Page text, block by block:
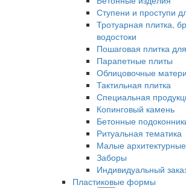
Ступени и проступи
Тротуарная плитка,
водостоки
Пошаговая плитка
Парапетные плиты
Облицовочные
Тактильная плитка
Специальная
Копинговый камень
Бетонные
Ритуальная тематика
Малые
Заборы
Индивидуальный
Пластиковые формы